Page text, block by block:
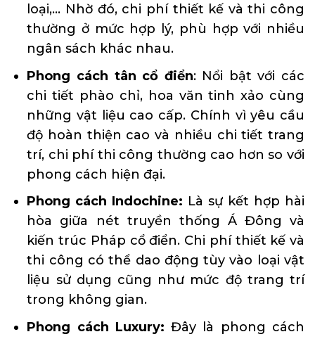
loại,… Nhờ đó, chi phí thiết kế và thi công
thường ở mức hợp lý, phù hợp với nhiều
ngân sách khác nhau.
Phong cách tân cổ điển: Nổi bật với các
chi tiết phào chỉ, hoa văn tinh xảo cùng
những vật liệu cao cấp. Chính vì yêu cầu
độ hoàn thiện cao và nhiều chi tiết trang
trí, chi phí thi công thường cao hơn so với
phong cách hiện đại.
Phong cách Indochine: Là sự kết hợp hài
hòa giữa nét truyền thống Á Đông và
kiến trúc Pháp cổ điển. Chi phí thiết kế và
thi công có thể dao động tùy vào loại vật
liệu sử dụng cũng như mức độ trang trí
trong không gian.
Phong cách Luxury:Đây là phong cách